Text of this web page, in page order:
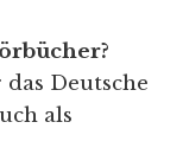
Deutsche
als